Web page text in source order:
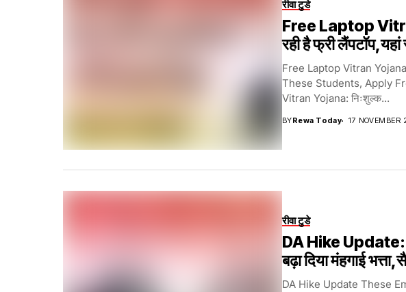
रीवा टुडे
Free Laptop
रही है फ्री
Free Laptop Vitran
These Students, Apply
Vitran Yojana: निःशुल्क...
BYRewa Today 17 NOVEMBER
रीवा टुडे
DA Hike Update:
बढ़ा दिया मंहगाई
DA Hike Update These